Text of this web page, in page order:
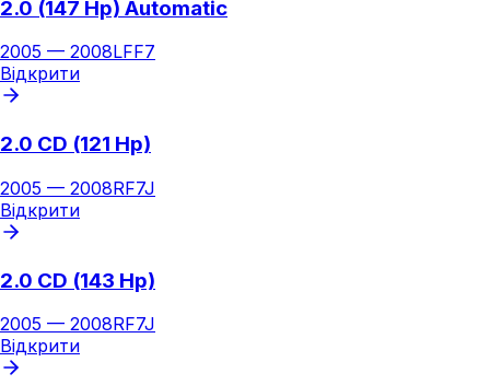
2.0 (147 Hp) Automatic
2005 — 2008LFF7
Відкрити
2.0 CD (121 Hp)
2005 — 2008RF7J
Відкрити
2.0 CD (143 Hp)
2005 — 2008RF7J
Відкрити